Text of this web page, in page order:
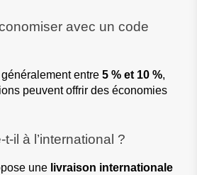
avec un code
entre 5 % et 10 %,
peuvent offrir des économies
il à l’international ?
une livraison internationale